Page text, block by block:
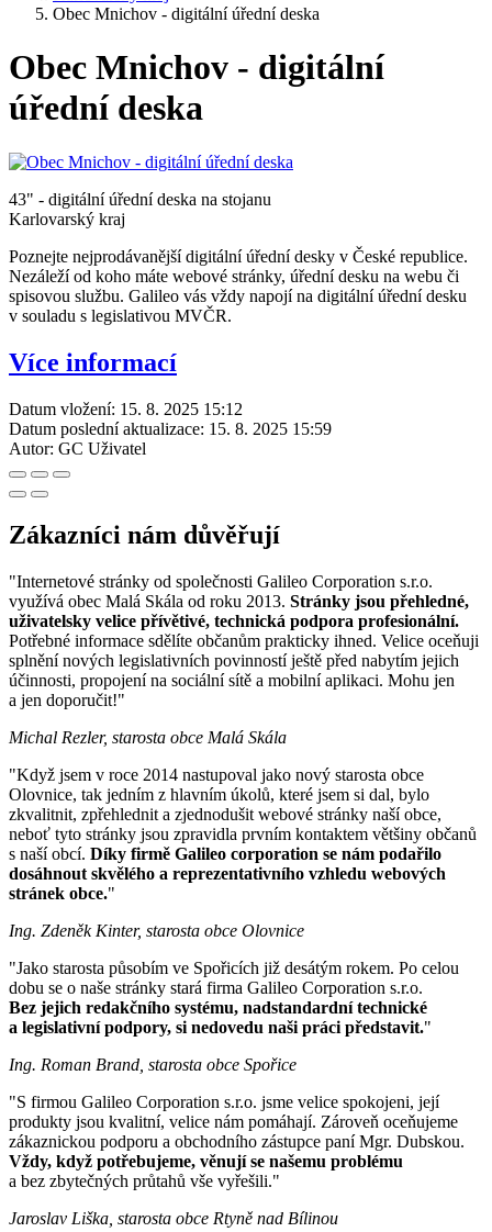
Obec Mnichov - digitální úřední deska
Obec Mnichov - digitální
úřední deska
43" - digitální úřední deska na stojanu
Karlovarský kraj
Poznejte nejprodávanější digitální úřední desky v České republice.
Nezáleží od koho máte webové stránky, úřední desku na webu či
spisovou službu. Galileo vás vždy napojí na digitální úřední desku
v souladu s legislativou MVČR.
Více informací
Datum vložení: 15. 8. 2025 15:12
Datum poslední aktualizace: 15. 8. 2025 15:59
Autor: GC Uživatel
Zákazníci nám důvěřují
"Internetové stránky od společnosti Galileo Corporation s.r.o.
využívá obec Malá Skála od roku 2013. Stránky jsou přehledné,
uživatelsky velice přívětivé, technická podpora profesionální.
Potřebné informace sdělíte občanům prakticky ihned. Velice oceňuji
splnění nových legislativních povinností ještě před nabytím jejich
účinnosti, propojení na sociální sítě a mobilní aplikaci. Mohu jen
a jen doporučit!"
Michal Rezler, starosta obce Malá Skála
"Když jsem v roce 2014 nastupoval jako nový starosta obce
Olovnice, tak jedním z hlavním úkolů, které jsem si dal, bylo
zkvalitnit, zpřehlednit a zjednodušit webové stránky naší obce,
neboť tyto stránky jsou zpravidla prvním kontaktem většiny občanů
s naší obcí. Díky firmě Galileo corporation se nám podařilo
dosáhnout skvělého a reprezentativního vzhledu webových
stránek obce."
Ing. Zdeněk Kinter, starosta obce Olovnice
"Jako starosta působím ve Spořicích již desátým rokem. Po celou
dobu se o naše stránky stará firma Galileo Corporation s.r.o.
Bez jejich redakčního systému, nadstandardní technické
a legislativní podpory, si nedovedu naši práci představit."
Ing. Roman Brand, starosta obce Spořice
"S firmou Galileo Corporation s.r.o. jsme velice spokojeni, její
produkty jsou kvalitní, velice nám pomáhají. Zároveň oceňujeme
zákaznickou podporu a obchodního zástupce paní Mgr. Dubskou.
Vždy, když potřebujeme, věnují se našemu problému
a bez zbytečných průtahů vše vyřešili."
Jaroslav Liška, starosta obce Rtyně nad Bílinou